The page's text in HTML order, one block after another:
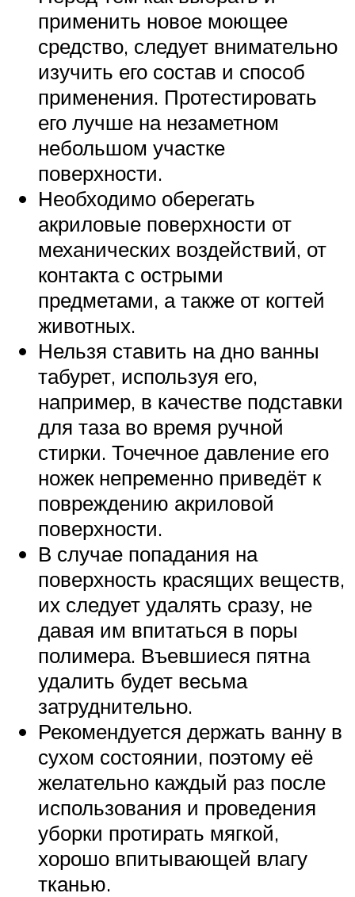
применить новое моющее
средство, следует внимательно
изучить его состав и способ
применения. Протестировать
его лучше на незаметном
небольшом участке
поверхности.
Необходимо оберегать
акриловые поверхности от
механических воздействий, от
контакта с острыми
предметами, а также от когтей
животных.
Нельзя ставить на дно ванны
табурет, используя его,
например, в качестве подставки
для таза во время ручной
стирки. Точечное давление его
ножек непременно приведёт к
повреждению акриловой
поверхности.
В случае попадания на
поверхность красящих веществ,
их следует удалять сразу, не
давая им впитаться в поры
полимера. Въевшиеся пятна
удалить будет весьма
затруднительно.
Рекомендуется держать ванну в
сухом состоянии, поэтому её
желательно каждый раз после
использования и проведения
уборки протирать мягкой,
хорошо впитывающей влагу
тканью.